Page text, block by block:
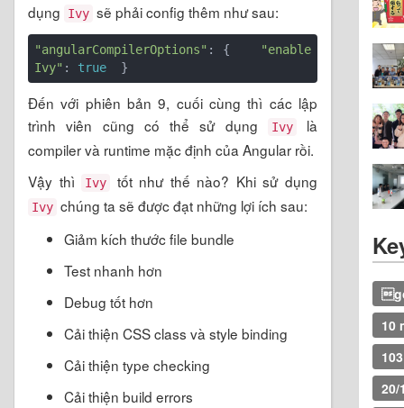
dụng
Ivy sẽ phải config thêm như sau:
"angularCompilerOptions" : {
"enable
Ivy" : true
Đến với phiên bản 9, cuối cùng thì các lập
trình viên cũng có thể sử dụng
Ivy
là
compiler và runtime mặc định của Angular rồi.
Vậy thì
Ivy tốt như thế nào? Khi sử dụng
Ivy chúng ta sẽ được đạt những lợi ích sau:
Giảm kích thước file bundle
Test nhanh hơn
Debug tốt hơn
Cải thiện CSS class và style binding
Cải thiện type checking
Cải thiện build errors
10
20/